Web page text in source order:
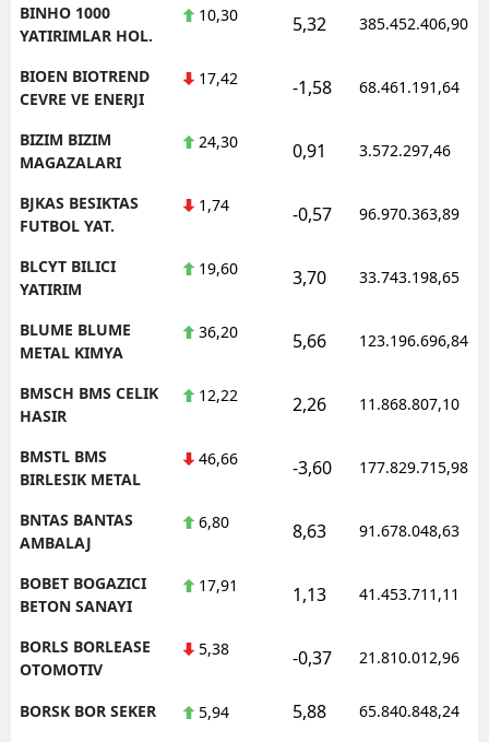
BINHO 1000
YATIRIMLAR HOL.
10,30 5,32 385.452.406,90
BIOEN BIOTREND
CEVRE VE ENERJI
17,42 -1,58 68.461.191,64
BIZIM BIZIM
MAGAZALARI
24,30 0,91 3.572.297,46
BJKAS BESIKTAS
FUTBOL YAT.
1,74 -0,57 96.970.363,89
BLCYT BILICI
YATIRIM
19,60 3,70 33.743.198,65
BLUME BLUME
METAL KIMYA
36,20 5,66 123.196.696,84
BMSCH BMS CELIK
HASIR
12,22 2,26 11.868.807,10
BMSTL BMS
BIRLESIK METAL
46,66 -3,60 177.829.715,98
BNTAS BANTAS
AMBALAJ
6,80 8,63 91.678.048,63
BOBET BOGAZICI
BETON SANAYI
17,91 1,13 41.453.711,11
BORLS BORLEASE
OTOMOTIV
5,38 -0,37 21.810.012,96
BORSK BOR SEKER 5,94 5,88 65.840.848,24